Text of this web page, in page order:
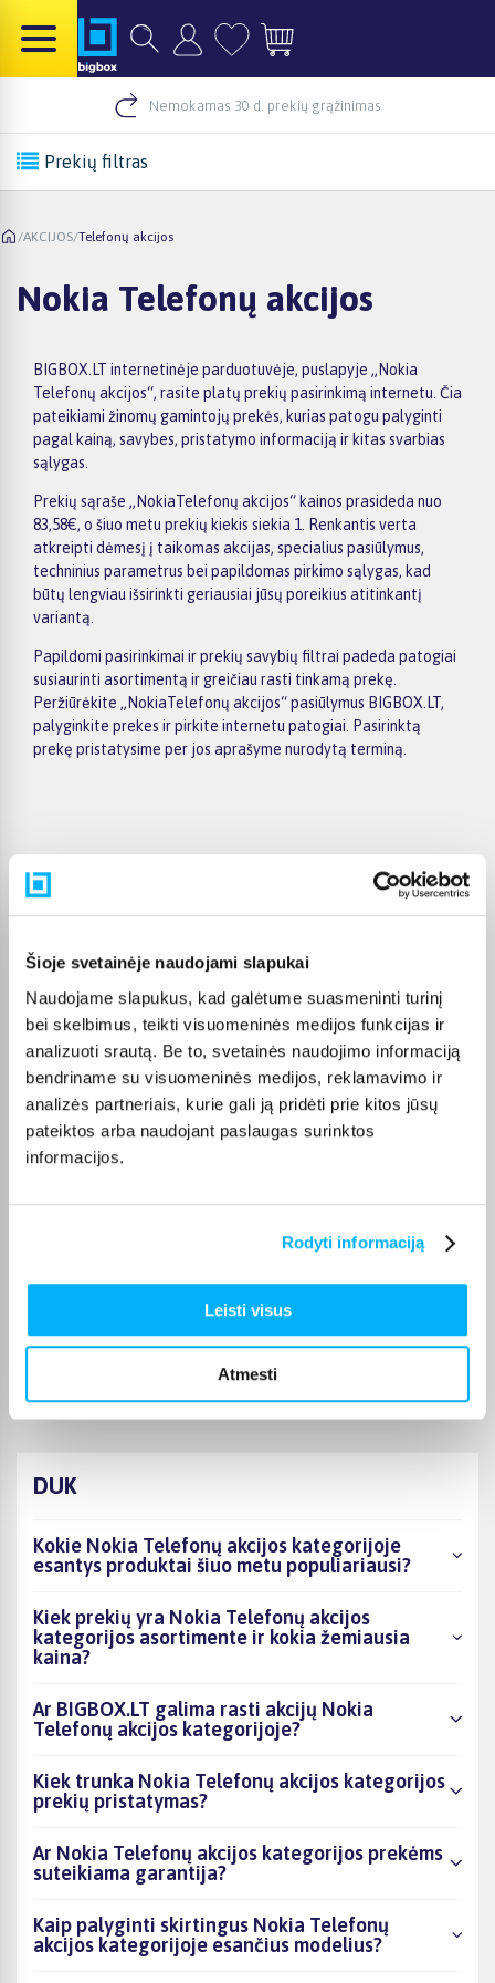
Šioje svetainėje naudojami slapukai
Naudojame slapukus, kad galėtume suasmeninti turinį
bei skelbimus, teikti visuomeninės medijos funkcijas ir
analizuoti srautą. Be to, svetainės naudojimo informaciją
bendriname su visuomeninės medijos, reklamavimo ir
analizės partneriais, kurie gali ją pridėti prie kitos jūsų
pateiktos arba naudojant paslaugas surinktos
informacijos.
Rodyti informaciją
Leisti visus
Atmesti
Nemokamas 30 d. prekių grąžinimas
Prekių filtras
/AKCIJOS/Telefonų akcijos
Nokia Telefonų akcijos
BIGBOX.LT internetinėje parduotuvėje, puslapyje „Nokia
Telefonų akcijos“, rasite platų prekių pasirinkimą internetu. Čia
pateikiami žinomų gamintojų prekės, kurias patogu palyginti
pagal kainą, savybes, pristatymo informaciją ir kitas svarbias
sąlygas.
Prekių sąraše „NokiaTelefonų akcijos“ kainos prasideda nuo
83,58€, o šiuo metu prekių kiekis siekia 1. Renkantis verta
atkreipti dėmesį į taikomas akcijas, specialius pasiūlymus,
techninius parametrus bei papildomas pirkimo sąlygas, kad
būtų lengviau išsirinkti geriausiai jūsų poreikius atitinkantį
variantą.
Papildomi pasirinkimai ir prekių savybių filtrai padeda patogiai
susiaurinti asortimentą ir greičiau rasti tinkamą prekę.
Peržiūrėkite „NokiaTelefonų akcijos“ pasiūlymus BIGBOX.LT,
palyginkite prekes ir pirkite internetu patogiai. Pasirinktą
prekę pristatysime per jos aprašyme nurodytą terminą.
Pirkėjų atsiliepimai apie prekes
Patvirtintas pirkėjas
Naudojuosi paslaugomis jau gal 5 kartą. Viskas puikiai.
Patvirtintas pirkėjas
Viskas puikiai
Patvirtintas pirkėjas
DUK
Kokie Nokia Telefonų akcijos kategorijoje
esantys produktai šiuo metu populiariausi?
Kiek prekių yra Nokia Telefonų akcijos
kategorijos asortimente ir kokia žemiausia
kaina?
Ar BIGBOX.LT galima rasti akcijų Nokia
Telefonų akcijos kategorijoje?
Kiek trunka Nokia Telefonų akcijos kategorijos
prekių pristatymas?
Ar Nokia Telefonų akcijos kategorijos prekėms
suteikiama garantija?
Kaip palyginti skirtingus Nokia Telefonų
akcijos kategorijoje esančius modelius?